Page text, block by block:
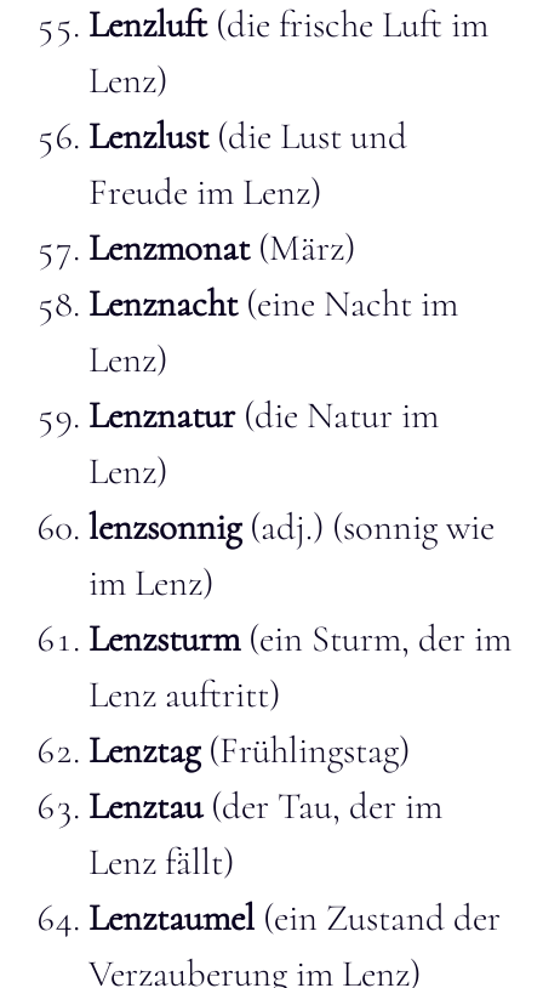
Lenzluft(die frische Luft im
Lenz)
Lenzlust(die Lust und
Freude im Lenz)
Lenzmonat(März)
Lenznacht(eine Nacht im
Lenz)
Lenznatur(die Natur im
Lenz)
lenzsonnig(adj.) (sonnig wie
im Lenz)
Lenzsturm(ein Sturm, der im
Lenz auftritt)
Lenztag(Frühlingstag)
Lenztau(der Tau, der im
Lenz fällt)
Lenztaumel (ein Zustand der
Verzauberung im Lenz)